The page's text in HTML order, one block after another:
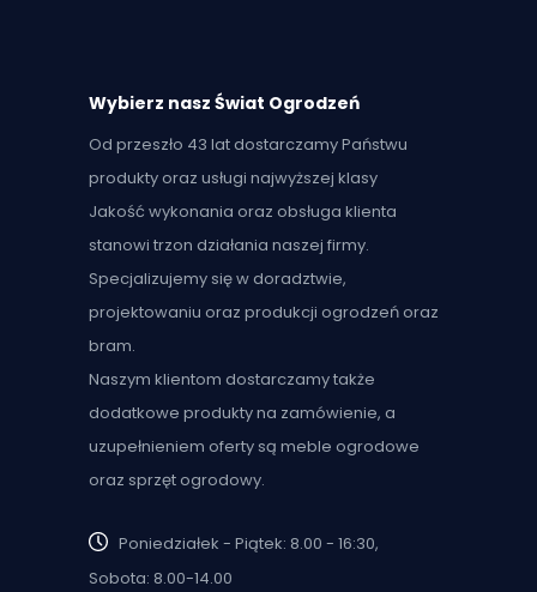
Wybierz nasz Świat Ogrodzeń
Od przeszło 43 lat dostarczamy Państwu
produkty oraz usługi najwyższej klasy
Jakość wykonania oraz obsługa klienta
stanowi trzon działania naszej firmy.
Specjalizujemy się w doradztwie,
projektowaniu oraz produkcji ogrodzeń oraz
bram.
Naszym klientom dostarczamy także
dodatkowe produkty na zamówienie, a
uzupełnieniem oferty są meble ogrodowe
oraz sprzęt ogrodowy.
Poniedziałek - Piątek: 8.00 - 16:30,
Sobota: 8.00-14.00